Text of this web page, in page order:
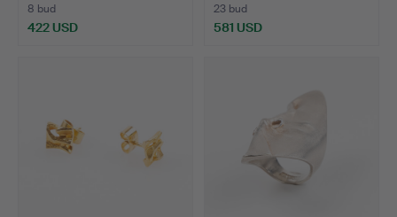
8 bud
422 USD
23 bud
581 USD